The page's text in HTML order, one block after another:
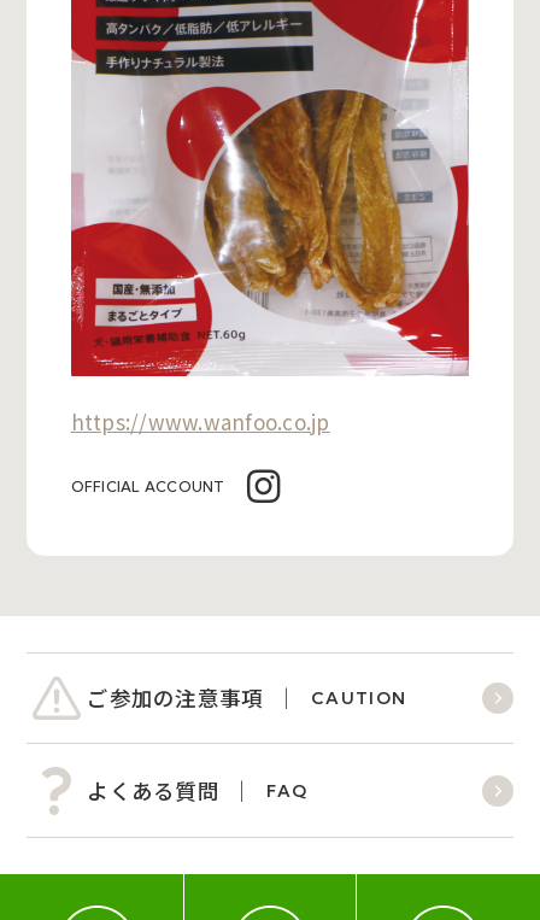
https://www.wanfoo.co.jp
OFFICIAL ACCOUNT
ご参加の注意事項 CAUTION
よくある質問 FAQ